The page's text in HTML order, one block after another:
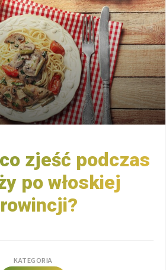
zjeść podczas
po włoskiej
KATEGORIA